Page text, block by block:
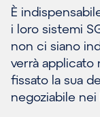
È
i loro sistemi
non ci siano
verrà applicato
fissato la sua
negoziabile nei